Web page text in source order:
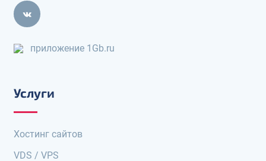
приложение 1Gb.ru
Услуги
Хостинг сайтов
VDS / VPS